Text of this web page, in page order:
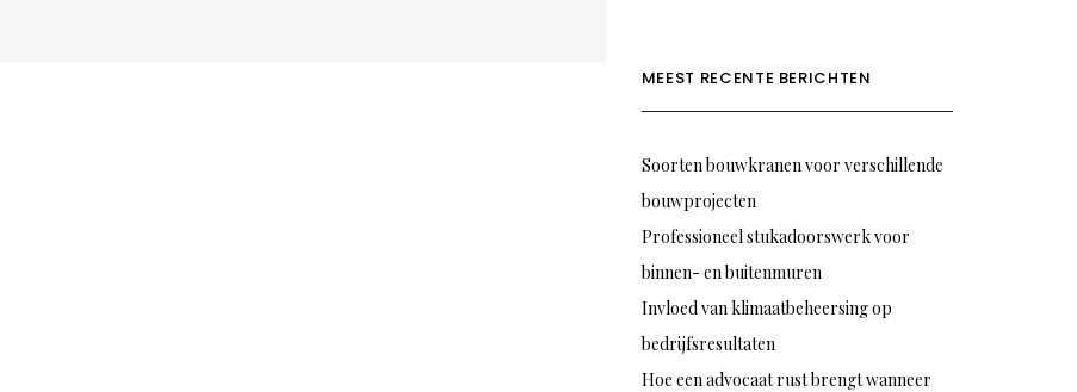
MEEST RECENTE BERICHTEN
Soorten bouwkranen voor verschillende
bouwprojecten
Professioneel stukadoorswerk voor
binnen- en buitenmuren
Invloed van klimaatbeheersing op
bedrijfsresultaten
Hoe een advocaat rust brengt wanneer